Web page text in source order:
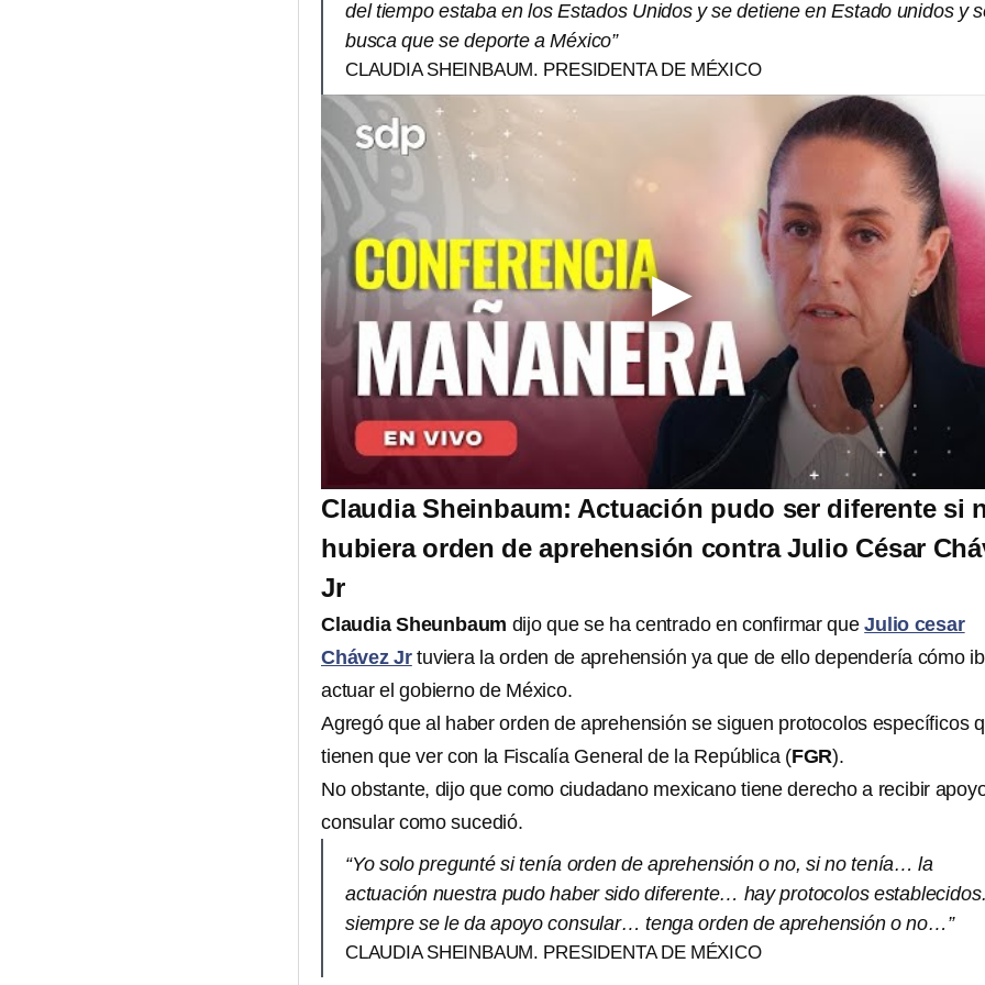
del tiempo estaba en los Estados Unidos y se detiene en Estado unidos y
busca que se deporte a México”
CLAUDIA SHEINBAUM. PRESIDENTA DE MÉXICO
Claudia Sheinbaum: Actuación pudo ser diferente si
hubiera orden de aprehensión contra Julio César
Jr
Claudia Sheunbaum dijo que se ha centrado en confirmar queJulio cesar
Chávez Jrtuviera la orden de aprehensión ya que de ello dependería cómo
actuar el gobierno de México.
Agregó que al haber orden de aprehensión se siguen protocolos específicos
tienen que ver con la Fiscalía General de la República (FGR).
No obstante, dijo que como ciudadano mexicano tiene derecho a recibir
consular como sucedió.
“Yo solo pregunté si tenía orden de aprehensión o no, si no tenía… la
actuación nuestra pudo haber sido diferente… hay protocolos
siempre se le da apoyo consular… tenga orden de aprehensión o no…”
CLAUDIA SHEINBAUM. PRESIDENTA DE MÉXICO